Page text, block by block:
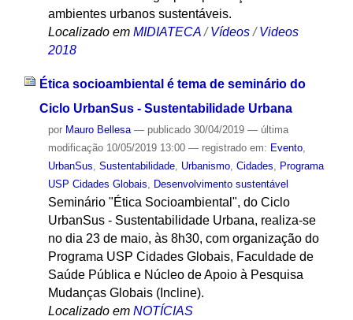
ambientes urbanos sustentáveis.
Localizado em MIDIATECA /Vídeos /Videos
2018
Ética socioambiental é tema de seminário do
Ciclo UrbanSus - Sustentabilidade Urbana
por Mauro Bellesa — publicado30/04/2019 — última
modificação10/05/2019 13:00 — registrado em: Evento,
UrbanSus, Sustentabilidade, Urbanismo, Cidades, Programa
USP Cidades Globais, Desenvolvimento sustentável
Seminário "Ética Socioambiental", do Ciclo
UrbanSus - Sustentabilidade Urbana, realiza-se
no dia 23 de maio, às 8h30, com organização do
Programa USP Cidades Globais, Faculdade de
Saúde Pública e Núcleo de Apoio à Pesquisa
Mudanças Globais (Incline).
Localizado em NOTÍCIAS